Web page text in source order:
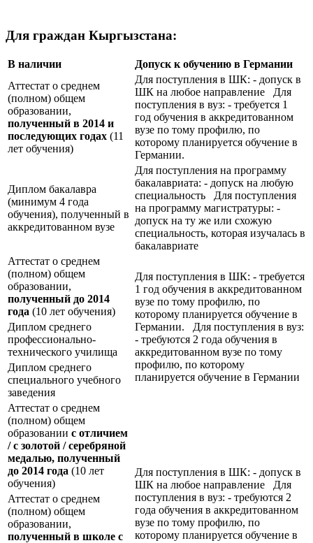
Для граждан Кыргызстана:
В наличии
Допуск к обучению в Германии
Аттестат о среднем
(полном) общем
образовании,
полученный в 2014 и
последующих годах (11
лет обучения)
Для поступления в ШК: - допуск в
ШК на любое направление Для
поступления в вуз: - требуется 1
год обучения в аккредитованном
вузе по тому профилю, по
которому планируется обучение в
Германии.
Диплом бакалавра
(минимум 4 года
обучения), полученный в
аккредитованном вузе
Для поступления на программу
бакалавриата: - допуск на любую
специальность Для поступления
на программу магистратуры: -
допуск на ту же или схожую
специальность, которая изучалась в
бакалавриате
Аттестат о среднем
(полном) общем
образовании,
полученный до 2014
года (10 лет обучения)
Для поступления в ШК: - требуется
1 год обучения в аккредитованном
вузе по тому профилю, по
которому планируется обучение в
Германии. Для поступления в вуз:
- требуются 2 года обучения в
аккредитованном вузе по тому
профилю, по которому
планируется обучение в Германии
Диплом среднего
профессионально-
технического училища
Диплом среднего
специального учебного
заведения
Аттестат о среднем
(полном) общем
образовании с отличием
/ с золотой / серебряной
медалью, полученный
до 2014 года (10 лет
обучения)
Для поступления в ШК: - допуск в
ШК на любое направление Для
поступления в вуз: - требуются 2
года обучения в аккредитованном
вузе по тому профилю, по
которому планируется обучение в
Аттестат о среднем
(полном) общем
образовании,
полученный в школе с